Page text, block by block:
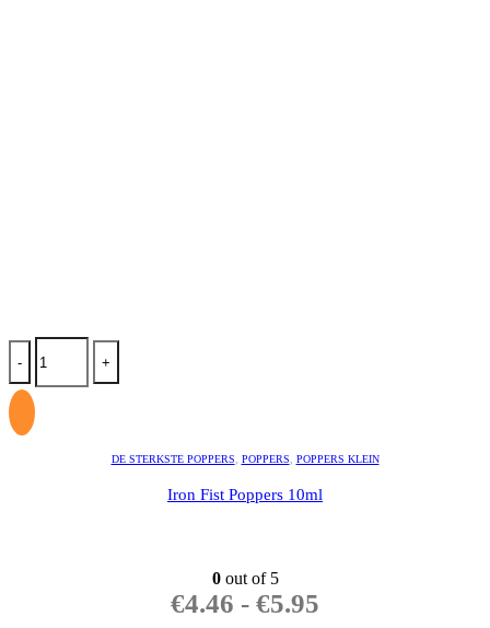
- +
DE STERKSTE POPPERS, POPPERS, POPPERS KLEIN
Iron Fist Poppers 10ml
0out of 5
€4.46 - €5.95